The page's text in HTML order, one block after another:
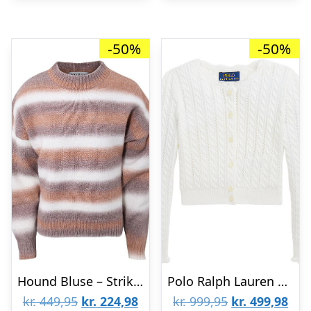
-50%
Hound Bluse – Strik – Stribet Brun
kr.449,95 Den
kr. 224,98Den
-50%
Polo Ralph Lauren Cardigan – Strik – Hvid m. Hulmønster
kr.999,95 Den
kr. 499,98Den